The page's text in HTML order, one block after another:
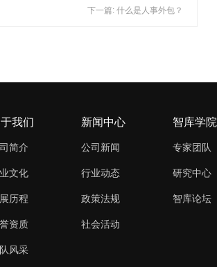
下一篇: 什么是人事外包？
我们
简介
文化
历程
资质
风采
新闻中心
公司新闻
行业动态
政策法规
社会活动
智库学院
专家团队
研究中心
智库论坛